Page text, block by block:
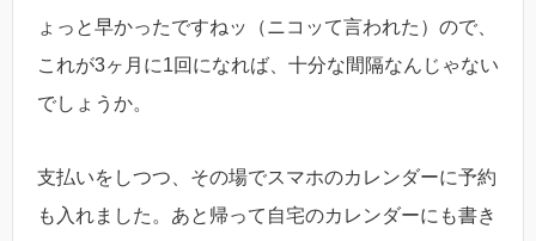
ょっと早かったですねッ（ニコッて言われた）ので、
これが3ヶ月に1回になれば、十分な間隔なんじゃない
でしょうか。
支払いをしつつ、その場でスマホのカレンダーに予約
も入れました。あと帰って自宅のカレンダーにも書き